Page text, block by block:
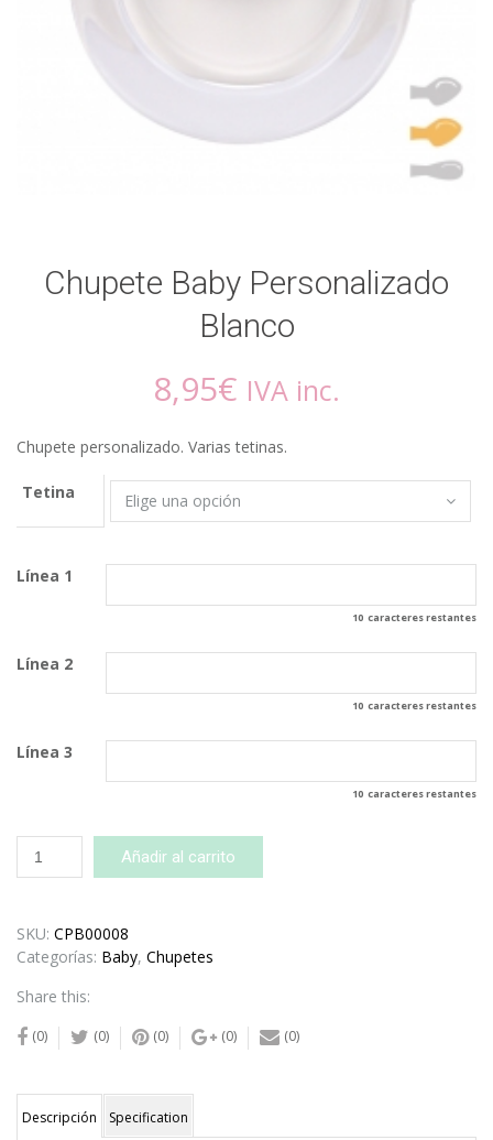
Chupete Baby Personalizado
Blanco
8,95€ IVA inc.
Chupete personalizado. Varias tetinas.
Tetina
Línea 1
10 caracteres restantes
Línea 2
10 caracteres restantes
Línea 3
10 caracteres restantes
Chupete
Baby
cantidad
Añadir al carrito
SKU: CPB00008
Categorías: Baby, Chupetes
Share this:
(0) (0) (0) (0) (0)
Descripción Specification